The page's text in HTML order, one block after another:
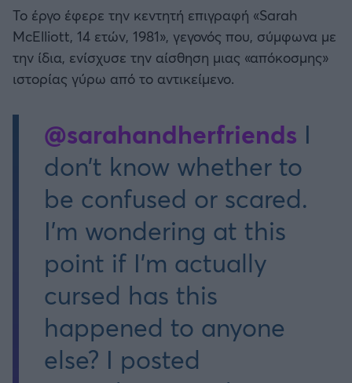
Το έργο έφερε την κεντητή επιγραφή «Sarah
McElliott, 14 ετών, 1981», γεγονός που, σύμφωνα με
την ίδια, ενίσχυσε την αίσθηση μιας «απόκοσμης»
ιστορίας γύρω από το αντικείμενο.
@sarahandherfriends I
don’t know whether to
be confused or scared.
I’m wondering at this
point if I’m actually
cursed has this
happened to anyone
else? I posted